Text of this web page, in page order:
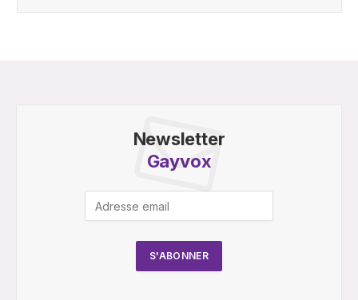
Newsletter
Gayvox